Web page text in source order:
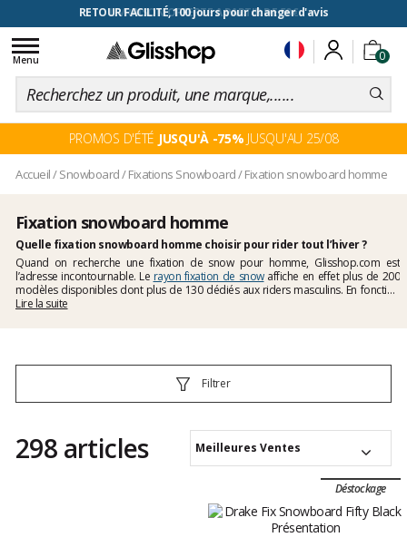
RETOUR FACILITÉ, 100 jours pour changer d'avis
0
Toggle
navigation
Menu
PROMOS D'ÉTÉ JUSQU'À -75% JUSQU'AU 25/08
Accueil/Snowboard/Fixations Snowboard/Fixation snowboard homme
Fixation snowboard homme
Quelle fixation snowboard homme choisir pour rider tout l’hiver ?
Quand on recherche une fixation de snow pour homme, Glisshop.com est
l’adresse incontournable. Le rayon fixation de snowaffiche en effet plus de 200
modèles disponibles dont plus de 130 dédiés aux riders masculins. En fonction
de votre style de glisse et de votre niveau technique en snowboard vous
Lire la suite
Filtrer
298 articles Meilleures Ventes
Déstockage